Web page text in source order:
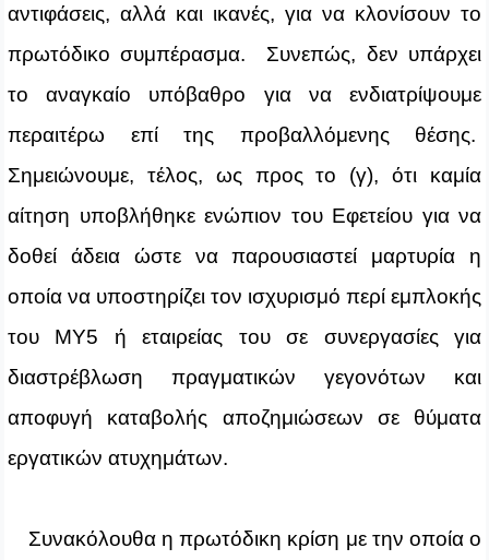
αντιφάσεις, αλλά και ικανές, για να κλονίσουν το
πρωτόδικο συμπέρασμα. Συνεπώς, δεν υπάρχει
το αναγκαίο υπόβαθρο για να ενδιατρίψουμε
περαιτέρω επί της προβαλλόμενης θέσης.
Σημειώνουμε, τέλος, ως προς το (γ), ότι καμία
αίτηση υποβλήθηκε ενώπιον του Εφετείου για να
δοθεί άδεια ώστε να παρουσιαστεί μαρτυρία η
οποία να υποστηρίζει τον ισχυρισμό περί εμπλοκής
του ΜΥ5 ή εταιρείας του σε συνεργασίες για
διαστρέβλωση πραγματικών γεγονότων και
αποφυγή καταβολής αποζημιώσεων σε θύματα
εργατικών ατυχημάτων.
Συνακόλουθα η πρωτόδικη κρίση με την οποία ο